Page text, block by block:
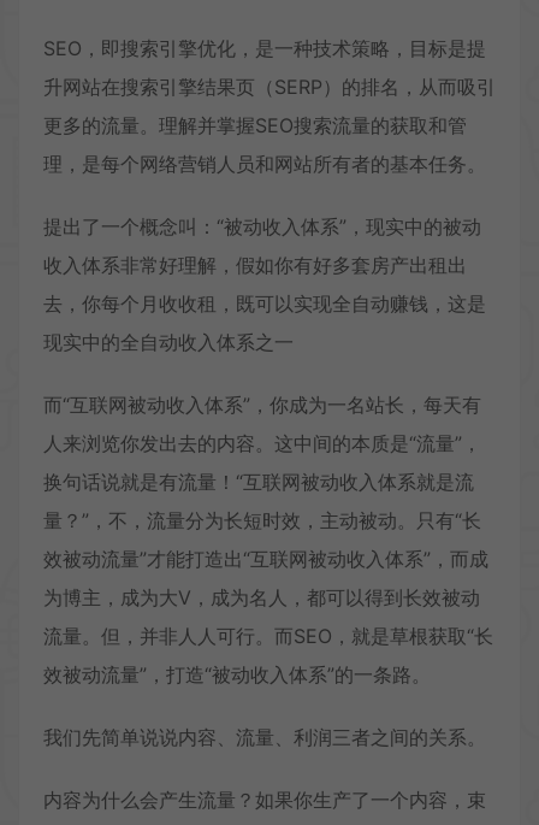
SEO，即搜索引擎优化，是一种技术策略，目标是提
升网站在搜索引擎结果页（SERP）的排名，从而吸引
更多的流量。理解并掌握SEO搜索流量的获取和管
理，是每个网络营销人员和网站所有者的基本任务。
提出了一个概念叫：“被动收入体系”，现实中的被动
收入体系非常好理解，假如你有好多套房产出租出
去，你每个月收收租，既可以实现全自动赚钱，这是
现实中的全自动收入体系之一
而“互联网被动收入体系”，你成为一名站长，每天有
人来浏览你发出去的内容。这中间的本质是“流量”，
换句话说就是有流量！“互联网被动收入体系就是流
量？”，不，流量分为长短时效，主动被动。只有“长
效被动流量”才能打造出“互联网被动收入体系”，而成
为博主，成为大V，成为名人，都可以得到长效被动
流量。但，并非人人可行。而SEO，就是草根获取“长
效被动流量”，打造“被动收入体系”的一条路。
我们先简单说说内容、流量、利润三者之间的关系。
内容为什么会产生流量？如果你生产了一个内容，束